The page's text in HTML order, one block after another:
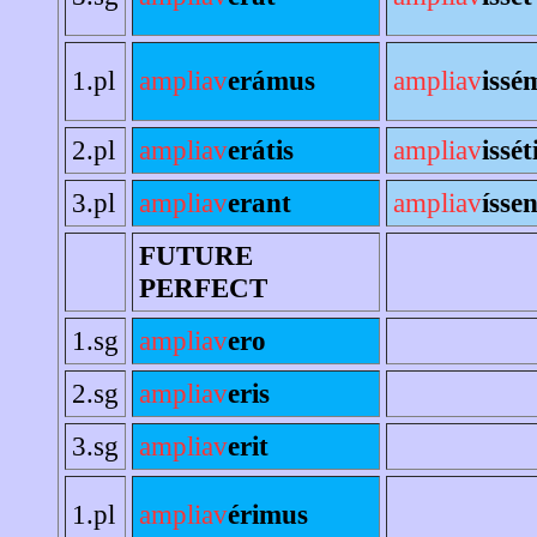
1.pl ampliaverámus ampliav
2.pl ampliaverátis ampliav
3.pl
ampliaverant ampliav
FUTURE
PERFECT
1.sg
ampliavero
2.sg
ampliaveris
3.sg
ampliaverit
1.pl ampliavérimus